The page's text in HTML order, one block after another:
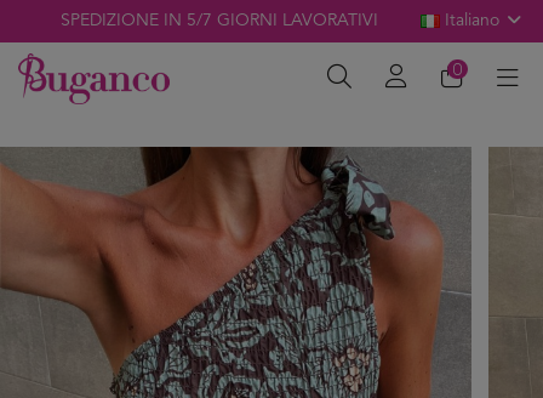
SPEDIZIONE IN 5/7 GIORNI LAVORATIVI Italiano
0